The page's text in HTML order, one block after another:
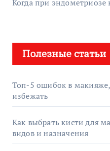
Когда при эндометриозе
Полезные статьи
Топ-5 ошибок в
избежать
Как выбрать кисти для
видов и назначения